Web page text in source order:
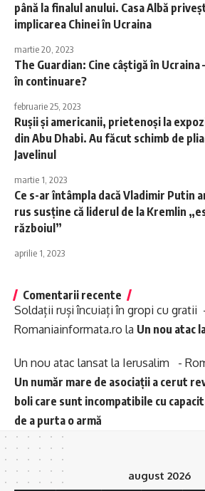
până la finalul anului. Casa Albă
implicarea Chinei în Ucraina
martie 20, 2023
The Guardian: Cine câștigă în Ucraina
în continuare?
februarie 25, 2023
Rușii și americanii, prietenoși la
din Abu Dhabi. Au făcut schimb de
Javelinul
martie 1, 2023
Ce s-ar întâmpla dacă Vladimir Putin
rus susține că liderul de la Kremlin
războiul”
aprilie 1, 2023
Comentarii recente
Soldații ruși încuiați în gropi cu gratii
Romaniainformata.ro la Un nou atac
Un nou atac lansat la Ierusalim -
Un număr mare de asociații a cerut
boli care sunt incompatibile cu
de a purta o armă
august 2026